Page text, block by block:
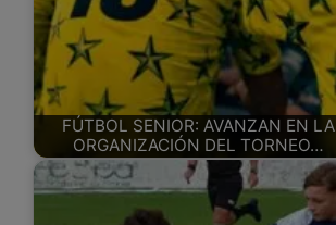
FÚTBOL SENIOR: AVANZAN EN LA
ORGANIZACIÓN DEL TORNEO…